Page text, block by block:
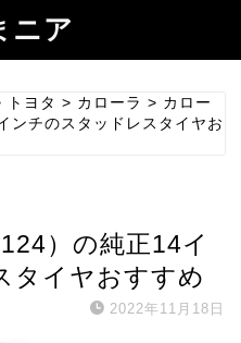
ニア
トヨタ > カローラ > カロー
ンチのスタッドレスタイヤお
）の純正14イ
タイヤおすすめ
2022年11月18日